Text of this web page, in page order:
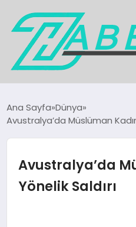
GÜNDEM
EKONOMI
MAGAZIN
Ana Sayfa Dünya
Avustralya’da Müslüman
Avustralya’da
Yönelik Saldırı